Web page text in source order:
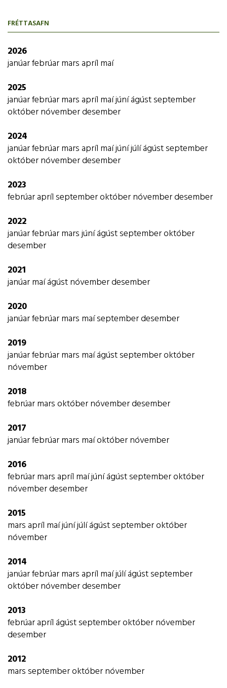
og þurfandi börn í Pakistan, Kenya og Úganda.
FRÉTTASAFN
2026
janúarfebrúarmarsapríl maí
2025
janúarfebrúarmarsapríl maíjúníágústseptember
októbernóvemberdesember
2024
janúarfebrúarmarsapríl maíjúníjúlíágústseptember
októbernóvemberdesember
2023
febrúaraprílseptemberoktóbernóvemberdesember
2022
janúarfebrúarmarsjúníágústseptemberoktóber
desember
2021
janúarmaíágústnóvemberdesember
2020
janúarfebrúarmars maíseptemberdesember
2019
janúarfebrúarmars maíágústseptemberoktóber
nóvember
2018
febrúarmarsoktóbernóvemberdesember
2017
janúarfebrúarmars maíoktóbernóvember
2016
febrúarmarsapríl maíjúníágústseptemberoktóber
nóvemberdesember
2015
marsapríl maíjúníjúlíágústseptemberoktóber
nóvember
2014
janúarfebrúarmarsapríl maíjúlíágústseptember
októbernóvemberdesember
2013
febrúaraprílágústseptemberoktóbernóvember
desember
2012
marsseptemberoktóbernóvember